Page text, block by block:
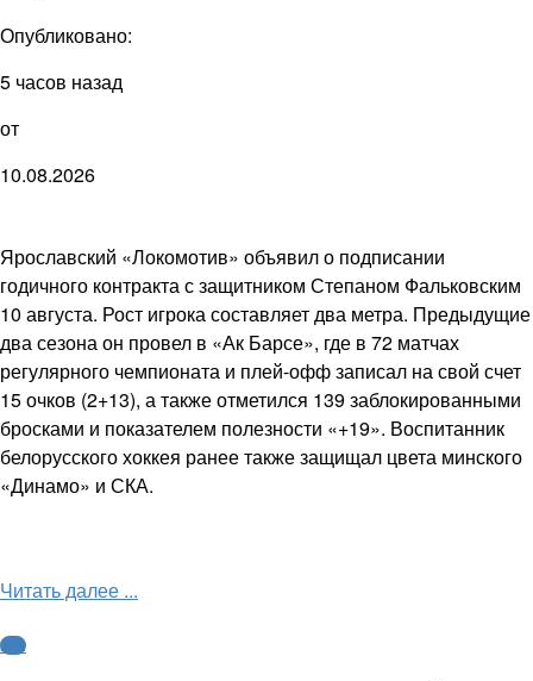
Опубликовано:
5 часов назад
от
10.08.2026
Ярославский «Локомотив» объявил о подписании
годичного контракта с защитником Степаном Фальковским
10 августа. Рост игрока составляет два метра. Предыдущие
два сезона он провел в «Ак Барсе», где в 72 матчах
регулярного чемпионата и плей-офф записал на свой счет
15 очков (2+13), а также отметился 139 заблокированными
бросками и показателем полезности «+19». Воспитанник
белорусского хоккея ранее также защищал цвета минского
«Динамо» и СКА.
Читать далее ...
КХЛ